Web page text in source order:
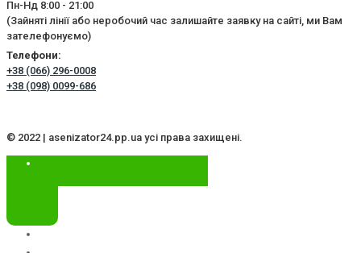
Пн-Нд 8:00 - 21:00
(Зайняті лінії або неробочий час залишайте заявку на сайті, ми Вам
зателефонуємо)
Телефони:
+38 (066) 296-0008
+38 (098) 0099-686
© 2022 | asenizator24.pp.ua усі права захищені.